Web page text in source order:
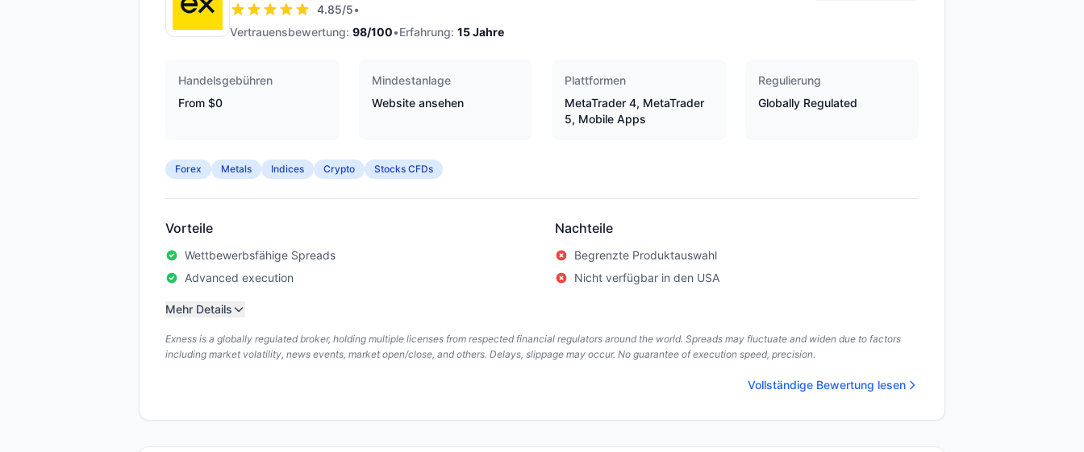
4.85/5•
Vertrauensbewertung: 98/100•Erfahrung: 15Jahre
Handelsgebühren
From $0
Mindestanlage
Website ansehen
Plattformen
MetaTrader 4, MetaTrader
5, Mobile Apps
Regulierung
Globally Regulated
Forex Metals Indices Crypto Stocks CFDs
Vorteile
Wettbewerbsfähige Spreads
Advanced execution
Nachteile
Begrenzte Produktauswahl
Nicht verfügbar in den USA
Mehr Details
Exness is a globally regulated broker, holding multiple licenses from respected financial regulators around the world. Spreads may fluctuate and widen due to factors
including market volatility, news events, market open/close, and others. Delays, slippage may occur. No guarantee of execution speed, precision.
Vollständige Bewertung lesen